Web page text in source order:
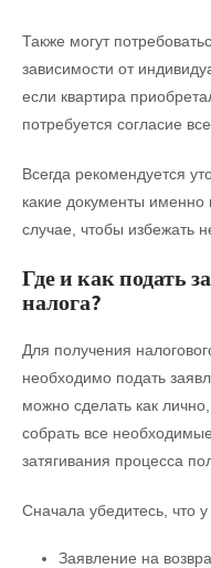
Также могут
зависимости от
если квартира
потребуется согласие
Всегда рекомендуется
какие документы
случае, чтобы избежать
Где и как подать
налога?
Для получения
необходимо подать
можно сделать как
собрать все
затягивания процесса
Сначала убедитесь, что
Заявление на